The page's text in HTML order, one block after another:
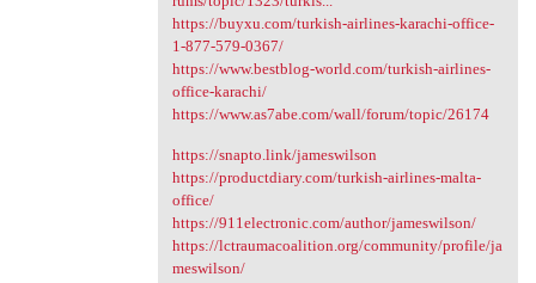
https://buyxu.com/turkish-airlines-karachi-office-
1-877-579-0367/
https://www.bestblog-world.com/turkish-airlines-
office-karachi/
https://www.as7abe.com/wall/forum/topic/26174
https://snapto.link/jameswilson
https://productdiary.com/turkish-airlines-malta-
office/
https://911electronic.com/author/jameswilson/
https://lctraumacoalition.org/community/profile/ja
meswilson/